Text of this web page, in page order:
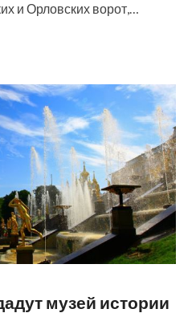
и Орловских ворот,…
музей истории